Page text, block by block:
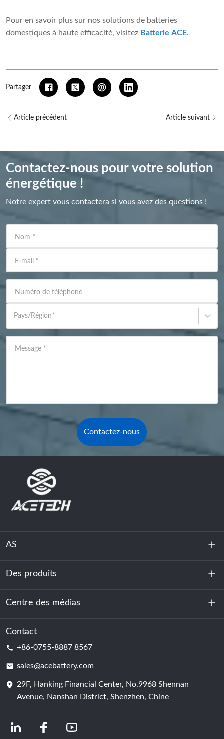
Pour en savoir plus sur nos solutions de batteries
domestiques à haute efficacité, visitez Batterie ACE.
Partager
Article précédent Article suivant
Contactez-nous pour votre solution
énergétique !
Notre expert vous contactera si vous avez des questions !
Nom *
E-mail *
Numéro de téléphone
Pays/Région*
Message *
Contactez-nous
AS
À propos de nous
Durabilité
Des produits
Stockage d'énergie
Centre de données et salle des serveurs
Cellule de batterie
Centre des médias
Nouvelles
Contact
+86-0755-8887 8567
sales@acebattery.com
29F, Hanking Financial Center, No.9968 Shennan
Avenue, Nanshan District, Shenzhen, Chine